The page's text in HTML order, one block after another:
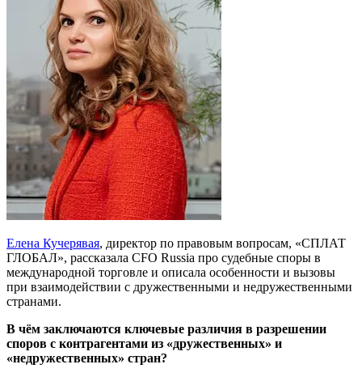
Елена Кучерявая, директор по правовым вопросам, «СПЛАТ
ГЛОБАЛ», рассказала CFO Russia про судебные споры в
международной торговле и описала особенности и вызовы
при взаимодействии с дружественными и недружественными
странами.
В чём заключаются ключевые различия в разрешении
споров с контрагентами из «дружественных» и
«недружественных» стран?